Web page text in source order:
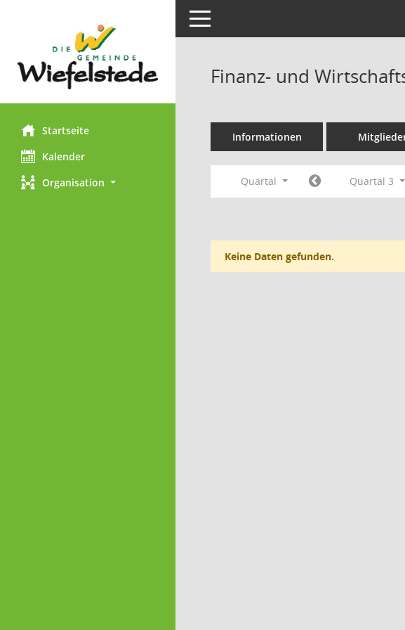
Startseite
Kalender
Organisation
Toggle navigation
Finanz- und
Informationen
Quartal Quartal 3
Keine Daten gefunden.